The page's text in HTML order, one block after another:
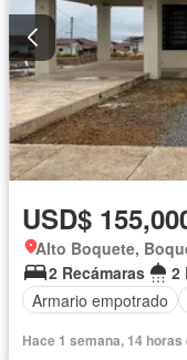
USD$
Alto Boquete,
2 Recámaras
2
Armario empotrado
Hace 1 semana, 14